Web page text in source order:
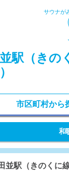
サウナが
駅（きの
市区町村から
和